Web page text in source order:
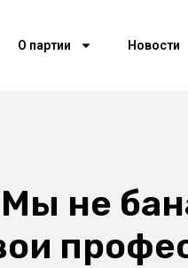
О партии Новости
не